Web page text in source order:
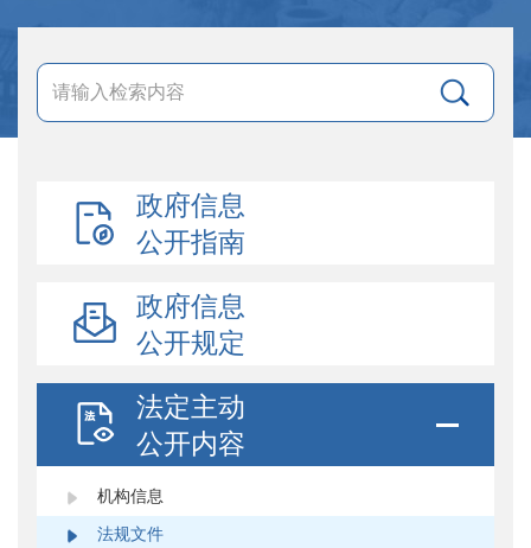
政府信息
公开指南
政府信息
公开规定
法定主动
公开内容
机构信息
法规文件